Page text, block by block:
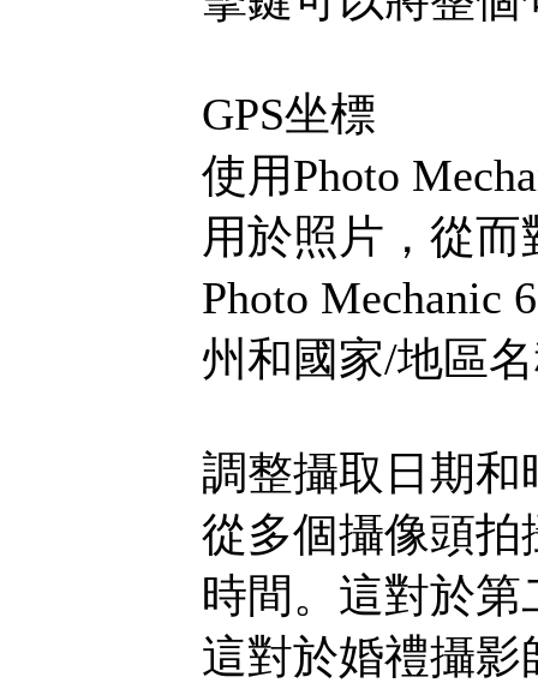
GPS坐標
使用Photo
用於照片，從
Photo Mechanic
州和國家/地區
調整攝取日期和
從多個攝像頭
時間。這對於
這對於婚禮攝